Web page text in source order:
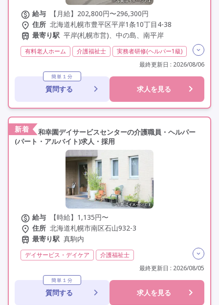
給与
【月給】202,800円〜296,300円
住所 北海道札幌市豊平区平岸1条10丁目4-38
最寄り駅 平岸(札幌市営)、中の島、南平岸
有料老人ホーム 介護福祉士
実務者研修(ヘルパー1級)
夜勤専従
残業月20時間以内
残業ほぼなし 常勤
非常勤
社会保険完備
交通費支給
定年60歳以上
最終更新日 : 2026/08/06
簡単１分
質問する 求人を見る
新着
和幸園デイサービスセンターの介護職員・ヘルパー
(パート・アルバイト)求人・採用
給与
【時給】1,135円〜
住所 北海道札幌市南区石山932-3
最寄り駅 真駒内
デイサービス・デイケア
介護福祉士
初任者研修(ヘルパー2級)
非常勤
未経験歓迎
定年60歳以上
車通勤可
最終更新日 : 2026/08/05
簡単１分
質問する 求人を見る